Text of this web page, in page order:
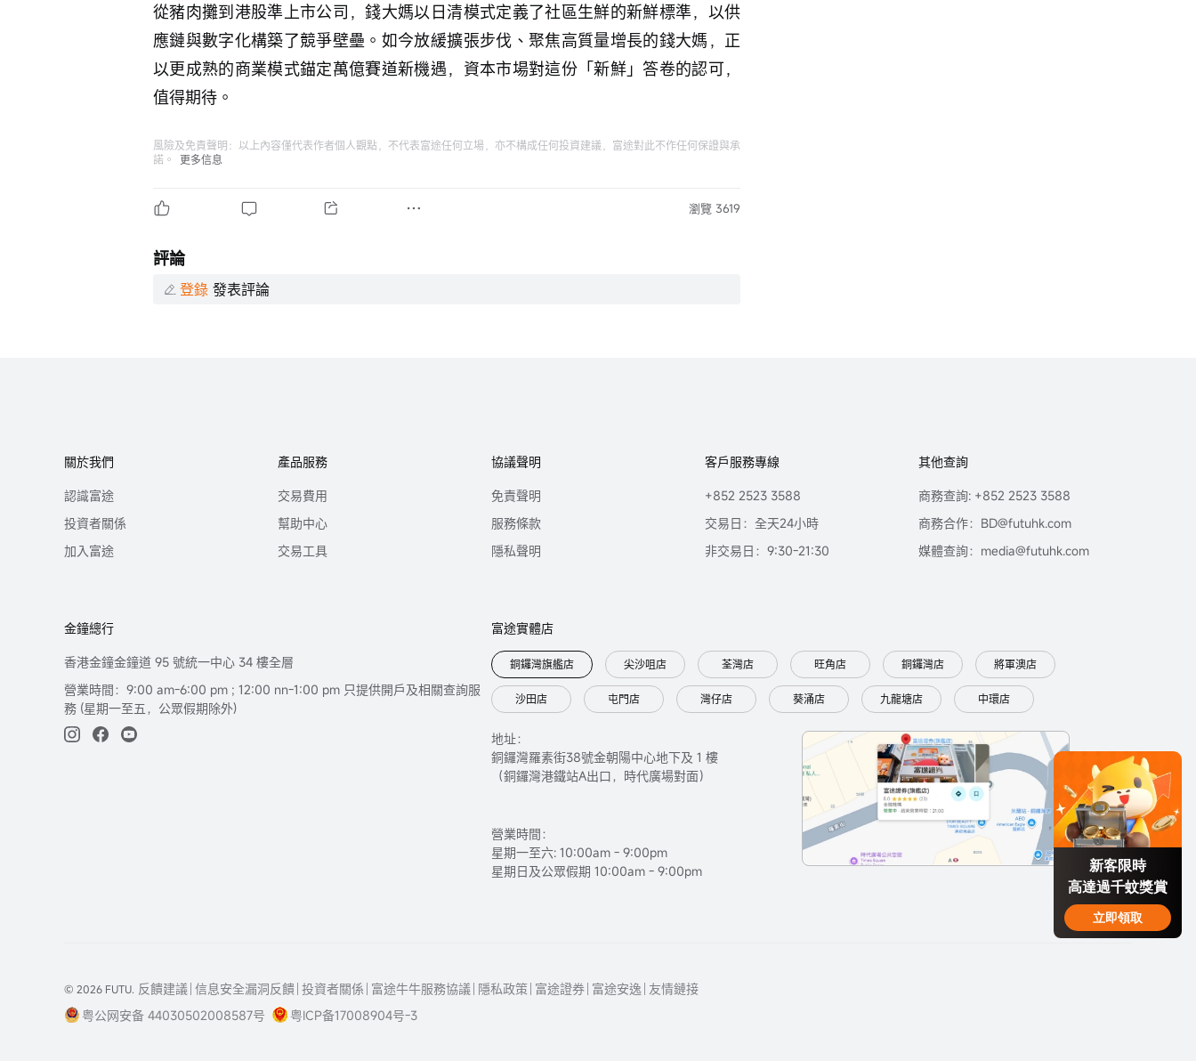
新客限時
高達過千蚊獎賞
立即領取
從豬肉攤到港股準上市公司，錢大媽以日清模式定義了社區生鮮的新鮮標準，以供
應鏈與數字化構築了競爭壁壘。如今放緩擴張步伐、聚焦高質量增長的錢大媽，正
以更成熟的商業模式錨定萬億賽道新機遇，資本市場對這份「新鮮」答卷的認可，
值得期待。
風險及免責聲明：以上內容僅代表作者個人觀點，不代表富途任何立場，亦不構成任何投資建議，富途對此不作任何保證與承
諾。
更多信息
瀏覽 3619
評論
登錄 發表評論
關於我們
認識富途
投資者關係
加入富途
產品服務
交易費用
幫助中心
交易工具
協議聲明
免責聲明
服務條款
隱私聲明
客戶服務專線
+852 2523 3588
交易日：全天24小時
非交易日：9:30-21:30
其他查詢
商務查詢: +852 2523 3588
商務合作：BD@futuhk.com
媒體查詢：media@futuhk.com
金鐘總行
香港金鐘金鐘道 95 號統一中心 34 樓全層
營業時間：9:00 am-6:00 pm ; 12:00 nn-1:00 pm 只提供開戶及相關查詢服
務 (星期一至五，公眾假期除外)
富途實體店
銅鑼灣旗艦店 尖沙咀店 荃灣店 旺角店 銅鑼灣店 將軍澳店
沙田店 屯門店 灣仔店 葵涌店 九龍塘店 中環店
地址：
銅鑼灣羅素街38號金朝陽中心地下及 1 樓
（銅鑼灣港鐵站A出口，時代廣場對面）
營業時間：
星期一至六: 10:00am - 9:00pm
星期日及公眾假期 10:00am - 9:00pm
© 2026 FUTU. 反饋建議 信息安全漏洞反饋 投資者關係 富途牛牛服務協議 隱私政策 富途證券 富途安逸 友情鏈接
粤公网安备 44030502008587号
粤ICP备17008904号-3